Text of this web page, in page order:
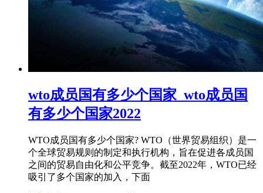
wto成员国有多少个国家_wto成员国
有多少个国家2022
WTO成员国有多少个国家? WTO（世界贸易组织）是一
个全球贸易规则的制定和执行机构，旨在促进各成员国
之间的贸易自由化和公平竞争。截至2022年，WTO已经
吸引了多个国家的加入，下面